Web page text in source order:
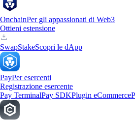
OnchainPer gli appassionati di Web3
Ottieni estensione
SwapStakeScopri le dApp
PayPer esercenti
Registrazione esercente
Pay TerminalPay SDKPlugin eCommerce